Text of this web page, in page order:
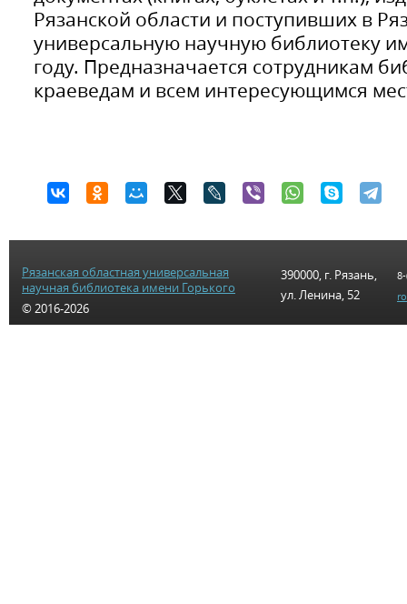
Рязанской области и поступивших в
универсальную научную библиотеку
году. Предназначается сотрудникам
краеведам и всем интересующимся
Рязанская областная универсальная
научная библиотека имени Горького
© 2016-2026
390000, г. Рязань,
ул. Ленина, 52